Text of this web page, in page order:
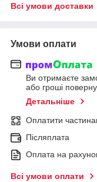
Всі умови доставки
Умови оплати
Ви отримаєте
або гроші
Детальніше
Оплатити
Післяплата
Оплата на
Всі умови оплати